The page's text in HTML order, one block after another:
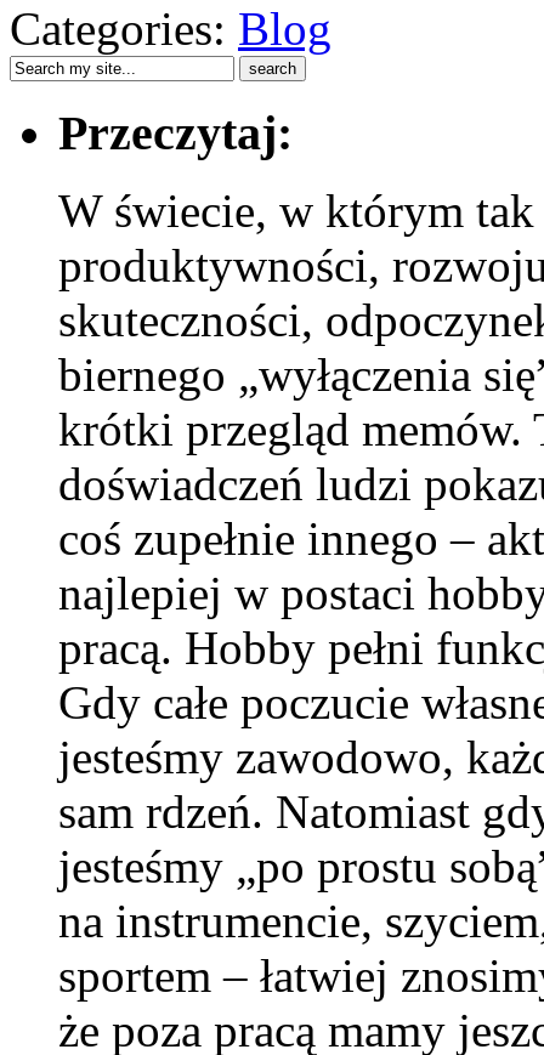
Categories: Blog
Przeczytaj:
W świecie, w którym
produktywności,
skuteczności,
biernego „wyłączenia
krótki przegląd memów.
doświadczeń ludzi
coś zupełnie innego –
najlepiej w postaci
pracą. Hobby pełni
Gdy całe poczucie
jesteśmy zawodowo,
sam rdzeń. Natomiast
jesteśmy „po prostu
na instrumencie,
sportem – łatwiej
że poza pracą mamy